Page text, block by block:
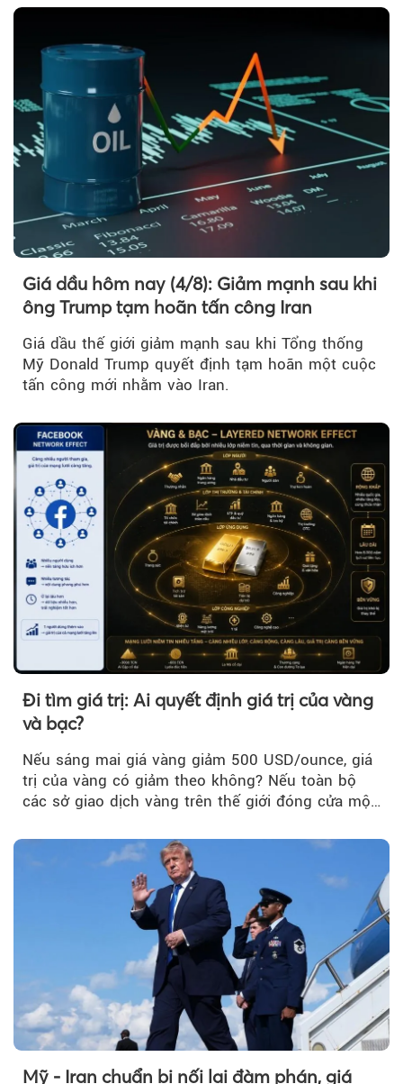
Iran.
Giá dầu hôm nay (4/8): Giảm mạnh sau khi
ông Trump tạm hoãn tấn công Iran
Giá dầu thế giới giảm mạnh sau khi Tổng thống
Mỹ Donald Trump quyết định tạm hoãn một cuộc
tấn công mới nhằm vào Iran.
Đi tìm giá trị: Ai quyết định giá trị của vàng
và bạc?
Nếu sáng mai giá vàng giảm 500 USD/ounce, giá
trị của vàng có giảm theo không? Nếu toàn bộ
các sở giao dịch vàng trên thế giới đóng cửa một
Mỹ - Iran chuẩn bị nối lại đàm phán, giá